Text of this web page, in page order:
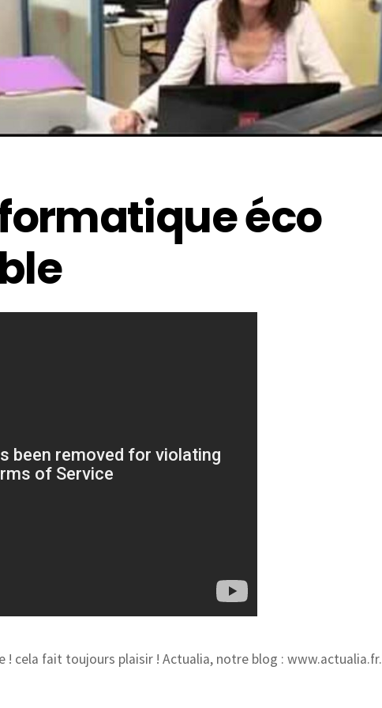
éco
! cela fait toujours plaisir ! Actualia, notre blog : www.actualia.fr.